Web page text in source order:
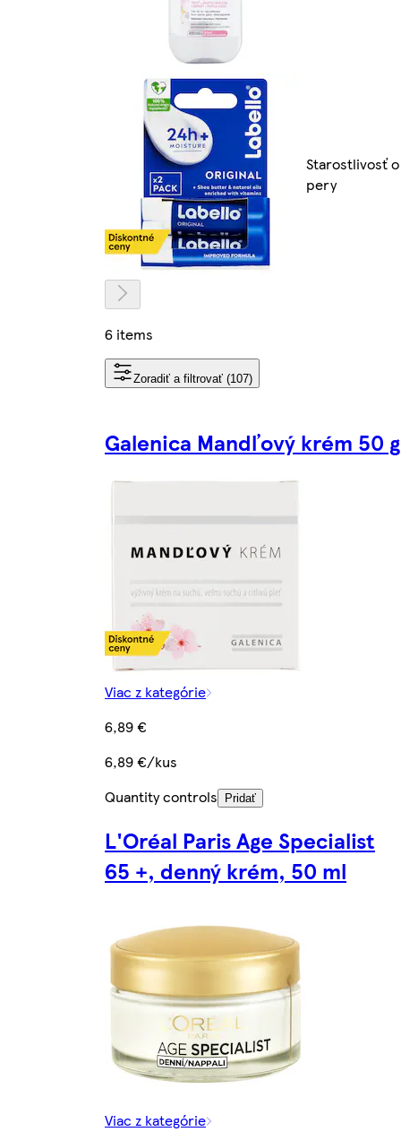
Starostlivosť o
pery
6 items
Zoradiť a filtrovať (107)
Galenica Mandľový krém 50 g
Viac z kategórie
6,89 €
6,89 €/kus
Quantity controls
Pridať
L'Oréal Paris Age Specialist
65 +, denný krém, 50 ml
Viac z kategórie